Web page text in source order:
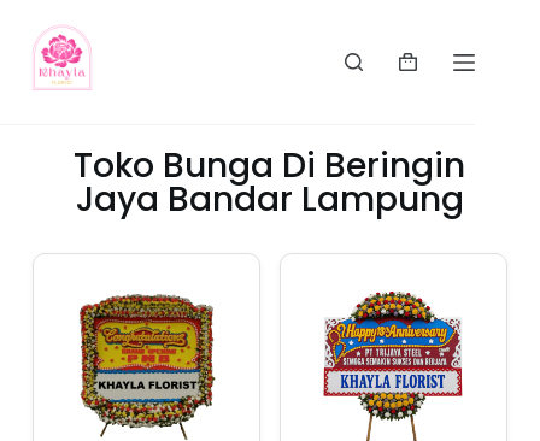
Toko Bunga Di Beringin
Jaya Bandar Lampung